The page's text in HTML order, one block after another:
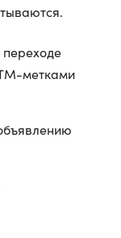
переходе
метками